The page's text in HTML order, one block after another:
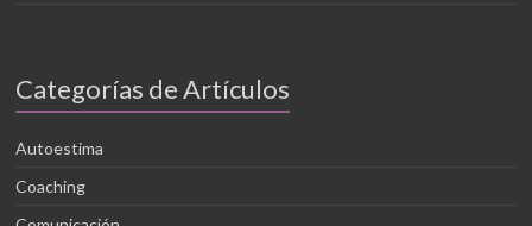
Categorías de Artículos
Autoestima
Coaching